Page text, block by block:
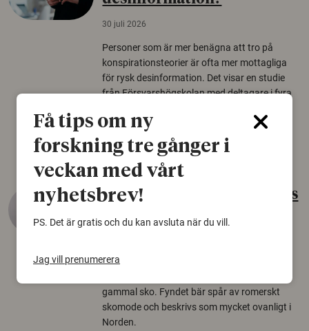
30 juli 2026
Personer som är mer benägna att tro på
konspirationsteorier är ofta mer mottagliga
för rysk desinformation. Det visar en studie
från Försvarshögskolan med deltagare i fyra
Säkerhetspolitik
Gammalt skinn var Sveriges
Det som arkeologer länge trodde var en
gammal sko. Fyndet bär spår av romerskt
skomode och beskrivs som mycket ovanligt i
Norden.
Få tips om ny
forskning tre gånger i
veckan med vårt
nyhetsbrev!
PS. Det är gratis och du kan avsluta när du vill.
Jag vill prenumerera